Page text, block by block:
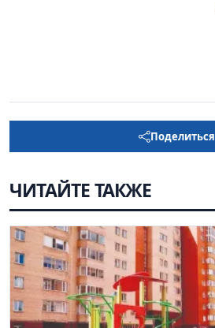
Поделиться
ЧИТАЙТЕ ТАКЖЕ